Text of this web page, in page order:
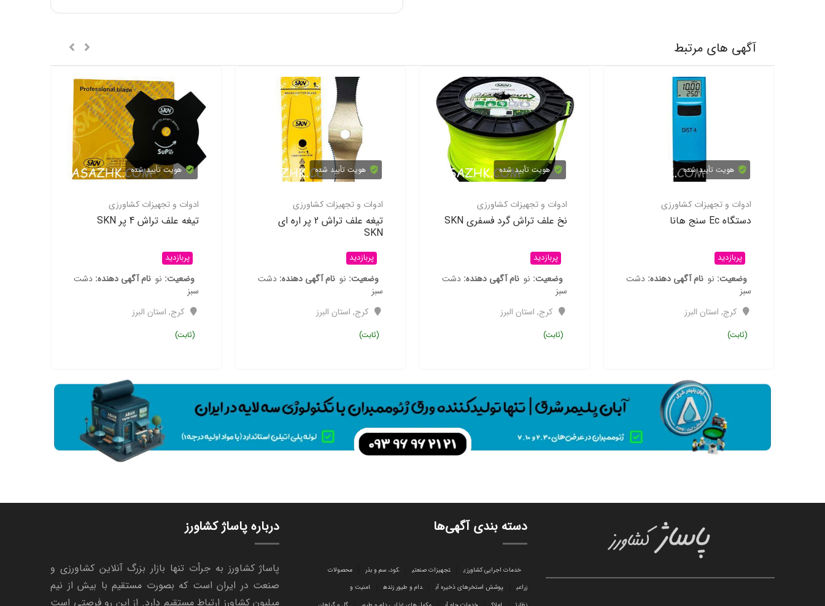
آگهی های مرتبط
هویت تأیید شده
ادوات و تجهیزات کشاورزی
دستگاه Ec سنج هانا
وضعیت نو نام آگهی دهنده
کرج,استان البرز
هویت تأیید شده
ادوات و تجهیزات کشاورزی
نخ علف تراش گرد فسفری SKN
وضعیت نو نام آگهی دهنده
کرج,استان البرز
هویت تأیید شده
ادوات و تجهیزات کشاورزی
تیغه علف تراش 2 پر اره ای
وضعیت نو نام آگهی دهنده
کرج,استان البرز
هویت تأیید شده
ادوات و تجهیزات کشاورزی
تیغه علف تراش 4 پر SKN
وضعیت نو نام آگهی دهنده
کرج,استان البرز
دسته بندی آگهی‌ها
خدمات اجرایی کشاورزی تجهیزات صنعتی کود، سم و بذر
محصولات
زراعی
پوشش استخرهای ذخیره آب دام و طیور زنده
امنیت و
درباره پاساژ کشاورز
پاساژ کشاورز به جرأت تنها بازار بزرگ آنلاین کشاورزی و
صنعت در ایران است که بصورت مستقیم با بیش از نیم
میلیون کشاورز ارتباط مستقیم دارد. از این رو فرصتی است